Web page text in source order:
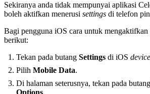
Sekiranya anda tidak mempunyai aplikasi
boleh aktifkan menerusi settings di telefon
Bagi pengguna iOS cara untuk
berikut:
Tekan pada butang Settings di iOS device
Pilih Mobile Data.
Di halaman seterusnya, tekan pada butang